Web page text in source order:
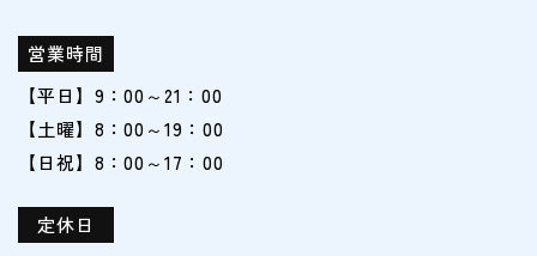
営業時間
【平日】9：00～21：00
【土曜】8：00～19：00
【日祝】8：00～17：00
定休日